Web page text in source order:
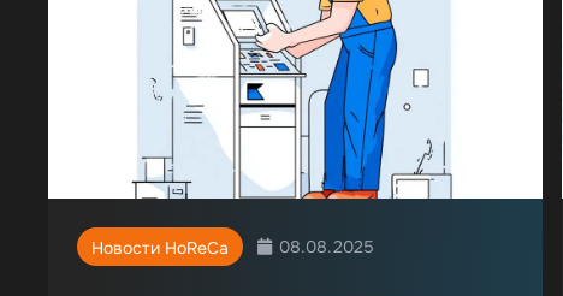
Новости HoReCa 08.08.2025